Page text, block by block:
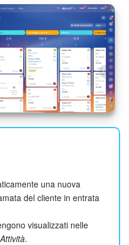
una nuova
del cliente in entrata
visualizzati nelle
Attività.